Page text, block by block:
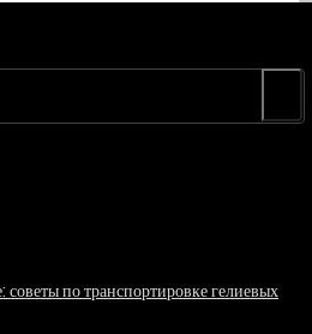
по транспортировке гелиевых